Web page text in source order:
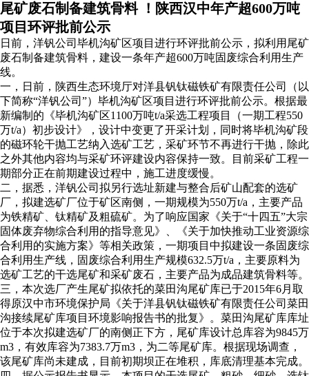
尾矿废石制备建筑骨料 ！陕西汉中年产超600万吨
项目环评批前公示
日前，洋钒公司毕机沟矿区项目进行环评批前公示，拟利用尾矿
废石制备建筑骨料，建设一条年产超600万吨固废综合利用生产
线。
一，日前，陕西生态环境厅对洋县钒钛磁铁矿有限责任公司（以
下简称“洋钒公司”）毕机沟矿区项目进行环评批前公示。根据最
新编制的《毕机沟矿区1100万吨t/a采选工程项目（一期工程550
万t/a）初步设计》，设计中变更了开采计划，同时将毕机沟矿段
的磁环轮干抛工艺纳入选矿工艺，采矿环节不再进行干抛，除此
之外其他内容均与采矿环评建设内容保持一致。目前采矿工程一
期部分正在前期建设过程中，施工进度缓慢。
二，据悉，洋钒公司拟另行选址新建与整合后矿山配套的选矿
厂，拟建选矿厂位于矿区南侧，一期规模为550万t/a，主要产品
为铁精矿、钛精矿及粗硫矿。为了响应国家《关于“十四五”大宗
固体废弃物综合利用的指导意见》、《关于加快推动工业资源综
合利用的实施方案》等相关政策，一期项目中拟建设一条固废综
合利用生产线，固废综合利用生产规模632.5万t/a，主要原料为
选矿工艺的干选尾矿和采矿废石，主要产品为成品建筑骨料等。
三，本次选厂产生尾矿拟依托的菜田沟尾矿库已于2015年6月取
得原汉中市环境保护局《关于洋县钒钛磁铁矿有限责任公司菜田
沟接续尾矿库项目环境影响报告书的批复》。菜田沟尾矿库库址
位于本次拟建选矿厂的南侧正下方，尾矿库设计总库容为9845万
m3，有效库容为7383.7万m3，为二等尾矿库。根据现场调查，
该尾矿库尚未建成，目前初期坝正在堆积，库底清理基本完成。